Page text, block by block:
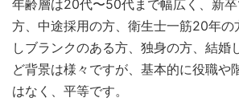
年齢層は20代〜50代まで幅広く、新
方、中途採用の方、衛生士一筋20年の
しブランクのある方、独身の方、結婚
ど背景は様々ですが、基本的に役職や
はなく、平等です。